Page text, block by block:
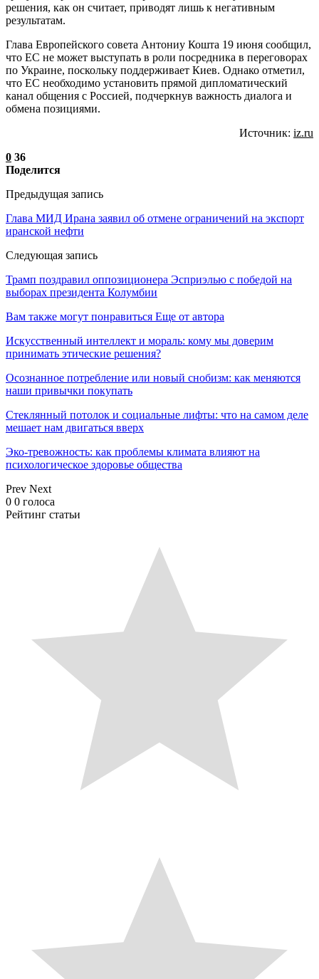
решения, как он считает, приводят лишь к негативным
результатам.
Глава Европейского совета Антониу Кошта 19 июня сообщил,
что ЕС не может выступать в роли посредника в переговорах
по Украине, поскольку поддерживает Киев. Однако отметил,
что ЕС необходимо установить прямой дипломатический
канал общения с Россией, подчеркнув важность диалога и
обмена позициями.
Источник: iz.ru
0 36
Поделится
Предыдущая запись
Глава МИД Ирана заявил об отмене ограничений на экспорт
иранской нефти
Следующая запись
Трамп поздравил оппозиционера Эсприэлью с победой на
выборах президента Колумбии
Вам также могут понравиться Еще от автора
Искусственный интеллект и мораль: кому мы доверим
принимать этические решения?
Осознанное потребление или новый снобизм: как меняются
наши привычки покупать
Стеклянный потолок и социальные лифты: что на самом деле
мешает нам двигаться вверх
Эко-тревожность: как проблемы климата влияют на
психологическое здоровье общества
Prev Next
0 0 голоса
Рейтинг статьи